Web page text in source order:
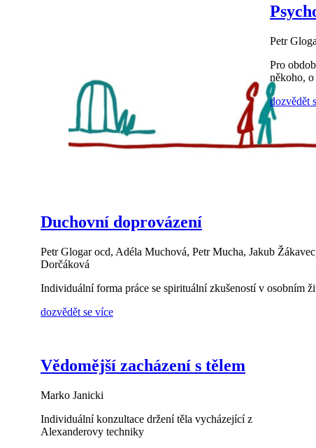
Duchovní doprovázení
Petr Glogar ocd, Adéla Muchová, Petr Mucha, Jakub
Dorčáková
Individuální forma práce se spirituální zkušeností v osobním
dozvědět se více
Petr
Pro
někoho,
dozvědět
Vědomější zacházení s tělem
Marko Janicki
Individuální konzultace držení těla vycházející z
Alexanderovy techniky